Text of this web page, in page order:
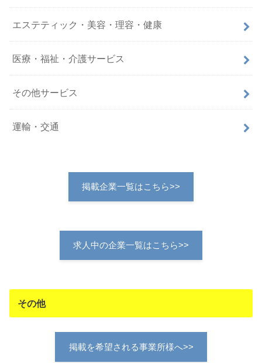
エステティック・美容・理容・健康
医療・福祉・介護サービス
その他サービス
運輸・交通
掲載企業一覧はこちら>>
求人中の企業一覧はこちら>>
その他
掲載を希望される事業所様へ>>